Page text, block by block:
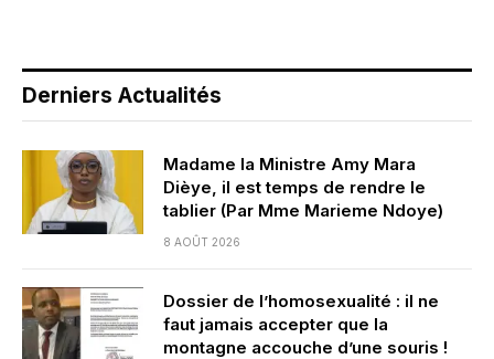
Derniers Actualités
Madame la Ministre Amy Mara
Dièye, il est temps de rendre le
tablier (Par Mme Marieme Ndoye)
8 AOÛT 2026
Dossier de l’homosexualité : il ne
faut jamais accepter que la
montagne accouche d’une souris !